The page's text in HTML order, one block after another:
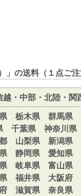
の送料（１点ご注
越・中部・北陸・関
栃木県 群馬県
千葉県 神奈川県
山梨県 新潟県
静岡県 愛知県
岐阜県 富山県
福井県 大阪府
滋賀県 奈良県